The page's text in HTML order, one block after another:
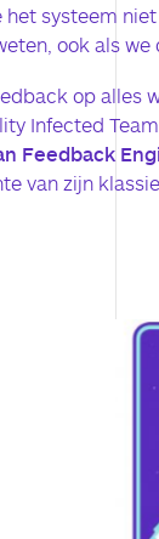
het systeem
ook als
op alles
Infected Team.
Feedback
van zijn